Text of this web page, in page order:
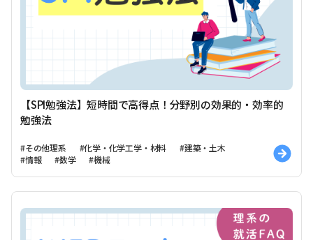
【SPI勉強法】短時間で高得点！分野別の効果的・効率的
勉強法
#その他理系 #化学・化学工学・材料
#建築・土木
#情報
#数学 #機械